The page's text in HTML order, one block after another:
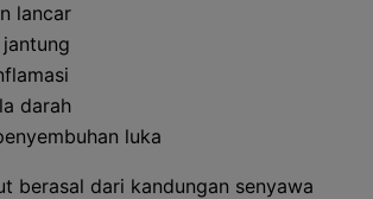
lancar
jantung
darah
luka
berasal dari kandungan senyawa